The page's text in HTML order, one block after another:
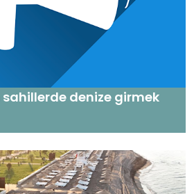
sahillerde denize girmek